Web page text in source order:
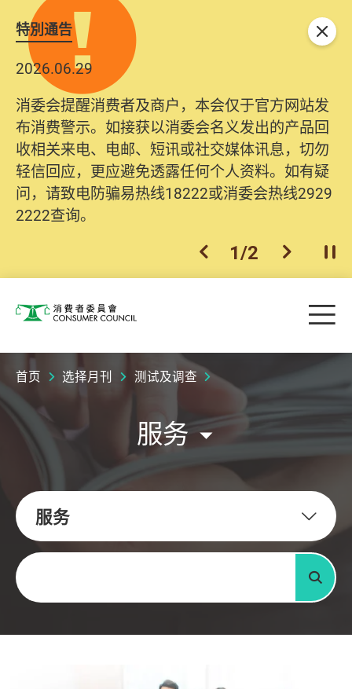
特別通告
2026.06.29
消委会提醒消费者及商户，本会仅于官方网站发
布消费警示。如接获以消委会名义发出的产品回
收相关来电、电邮、短讯或社交媒体讯息，切勿
轻信回应，更应避免透露任何个人资料。如有疑
问，请致电防骗易热线18222或消委会热线2929
2222查询。
上一个
1/2 下一个开
关闭
消费者委员会 目
首页 选择月刊 测试及调查
服务
服务
关键字
搜寻